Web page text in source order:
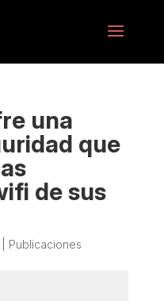
una
que
de sus
Publicaciones